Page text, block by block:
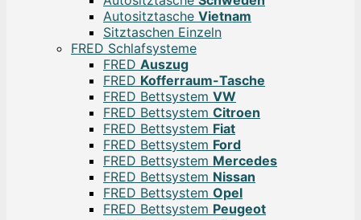
Autositztasche Vietnam
Sitztaschen Einzeln
FRED Schlafsysteme
FRED Auszug
FRED Kofferraum-Tasche
FRED Bettsystem VW
FRED Bettsystem Citroen
FRED Bettsystem Fiat
FRED Bettsystem Ford
FRED Bettsystem Mercedes
FRED Bettsystem Nissan
FRED Bettsystem Opel
FRED Bettsystem Peugeot